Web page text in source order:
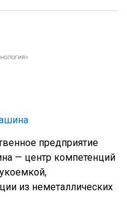
предприятие
— центр компетенций
из неметаллических